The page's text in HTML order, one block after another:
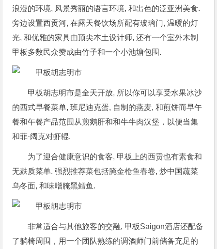
浪漫的环境, 风景秀丽的语言环境, 和出色的泛亚洲美食.
旁边设置西贡河, 在露天餐饮场所配有玻璃门, 温暖的灯
光, 和优雅的家具由顶尖本土设计师, 还有一个室外木制
甲板多数民众赞成由竹子和一个小池塘包围.
甲板胡志明市是全天开放, 所以你可以享受水果冰沙
的西式早餐菜单, 班尼迪克蛋, 自制的燕麦, 和煎饼而早午
餐和午餐产品范围从煎鹅肝和和牛牛肉汉堡，以便当集
和菲·阔克对虾辊.
为了迎合健康意识的食客, 甲板上的西贡也有素食和
无麸质菜单. 强烈推荐菜包括腌金枪鱼春卷, 炒中国蔬菜
乌冬面, 和味噌腌黑鳕鱼.
非常适合与其他旅客的交融, 甲板Saigon酒店还配备
了躺椅周围，用一个团队熟练的调酒师门前储备充足的